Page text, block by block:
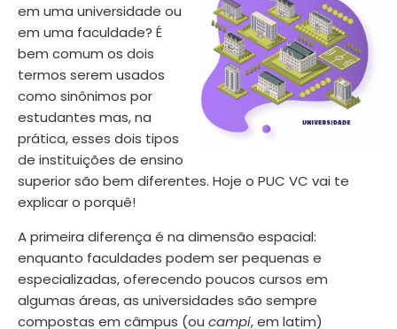
em uma universidade ou
em uma faculdade? É
bem comum os dois
termos serem usados
como sinônimos por
estudantes mas, na
prática, esses dois tipos
de instituições de ensino
superior são bem diferentes. Hoje o PUC VC vai te
explicar o porquê!
A primeira diferença é na dimensão espacial:
enquanto faculdades podem ser pequenas e
especializadas, oferecendo poucos cursos em
algumas áreas, as universidades são sempre
compostas em câmpus (ou campi, em latim)